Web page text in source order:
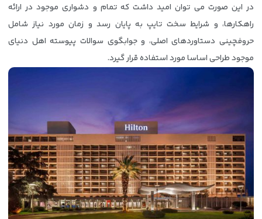
در این صورت می توان امید داشت که تمام و دشواری موجود در ارائه
راهکارها، و شرایط سخت تایپ به پایان رسد و زمان مورد نیاز شامل
حروفچینی دستاوردهای اصلی، و جوابگوی سوالات پیوسته اهل دنیای
موجود طراحی اساسا مورد استفاده قرار گیرد.